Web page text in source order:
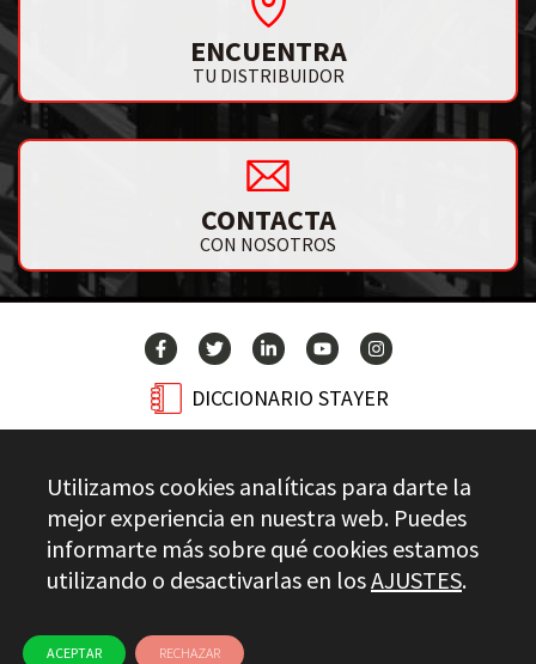
ENCUENTRA
TU DISTRIBUIDOR
CONTACTA
CON NOSOTROS
DICCIONARIO STAYER
CONTACTO
Stayer.es © 2026
PRIVACIDAD
CANAL ÉTICO
Utilizamos cookies analíticas para darte la
mejor experiencia en nuestra web. Puedes
informarte más sobre qué cookies estamos
utilizando o desactivarlas en losAJUSTES.
ACEPTAR RECHAZAR